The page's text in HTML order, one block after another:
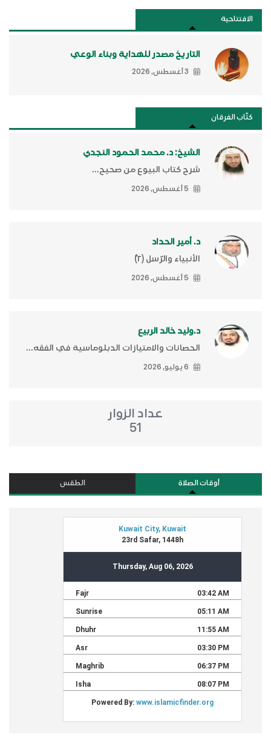
الافتتاحية
التاريخ مصدر للهداية وبناء الوعي
3 أغسطس, 2026
كتَّاب الفرقان
الشيخ: د. محمد الحمود النجدي
شرح كتاب البيوع من صحيح...
5 أغسطس, 2026
د. أمير الحداد
الأنبياء والرّسل (٢)ّ
5 أغسطس, 2026
د.وليد خالد الربيع
الحصانات والامتيازات الدبلوماسية في الفقه...
6 يوليو, 2026
عداد الزوار
51
أوقات الصلاة الطقس